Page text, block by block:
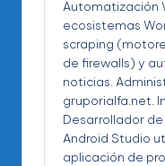
Automatización
ecosistemas
scraping
de firewalls) y
noticias.
gruporialfa.net.
Desarrollador
Android Studio
aplicación de